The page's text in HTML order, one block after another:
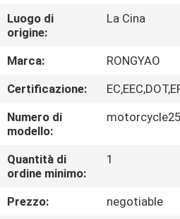
GIRO
DELLA
FABBRICA
CONTROLLO
DI
QUALITÀ
Luogo di
origine:
La Cina
Marca:
RONGYAO
Certificazione:
Numero di
modello:
Quantità di
ordine minimo:
1
Prezzo:
negotiable